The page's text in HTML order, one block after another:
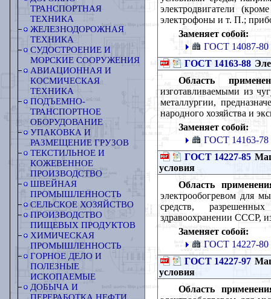
ТРАНСПОРТНАЯ
ТЕХНИКА
ЖЕЛЕЗНОДОРОЖНАЯ
ТЕХНИКА
СУДОСТРОЕНИЕ И
МОРСКИЕ СООРУЖЕНИЯ
АВИАЦИОННАЯ И
КОСМИЧЕСКАЯ
ТЕХНИКА
ПОДЪЕМНО-
ТРАНСПОРТНОЕ
ОБОРУДОВАНИЕ
УПАКОВКА И
РАЗМЕЩЕНИЕ ГРУЗОВ
ТЕКСТИЛЬНОЕ И
КОЖЕВЕННОЕ
ПРОИЗВОДСТВО
ШВЕЙНАЯ
ПРОМЫШЛЕННОСТЬ
СЕЛЬСКОЕ ХОЗЯЙСТВО
ПРОИЗВОДСТВО
ПИЩЕВЫХ ПРОДУКТОВ
ХИМИЧЕСКАЯ
ПРОМЫШЛЕННОСТЬ
ГОРНОЕ ДЕЛО И
ПОЛЕЗНЫЕ
ИСКОПАЕМЫЕ
ДОБЫЧА И
электродвигатели
электрофоны и т. П.;
Заменяет собой:
ГОСТ 14087-80
ГОСТ 14163-88
Область
изготавливаемыми из
металлургии,
народного хозяйства и
Заменяет собой:
ГОСТ 14163-78
ГОСТ 14227-85
условия
Область
электрообогревом для
средств,
здравоохранении СССР,
Заменяет собой:
ГОСТ 14227-80
ГОСТ 14227-97
условия
Область